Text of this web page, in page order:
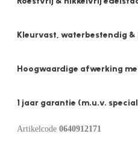
Kleurvast, waterbestendig &
Hoogwaardige afwerking
1 jaar garantie (m.u.v.
Artikelcode 0640912171